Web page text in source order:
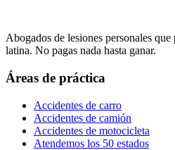
Abogados de lesiones personales
latina. No pagas nada hasta ganar.
Áreas de práctica
Accidentes de carro
Accidentes de camión
Accidentes de motocicleta
Atendemos los 50 estados